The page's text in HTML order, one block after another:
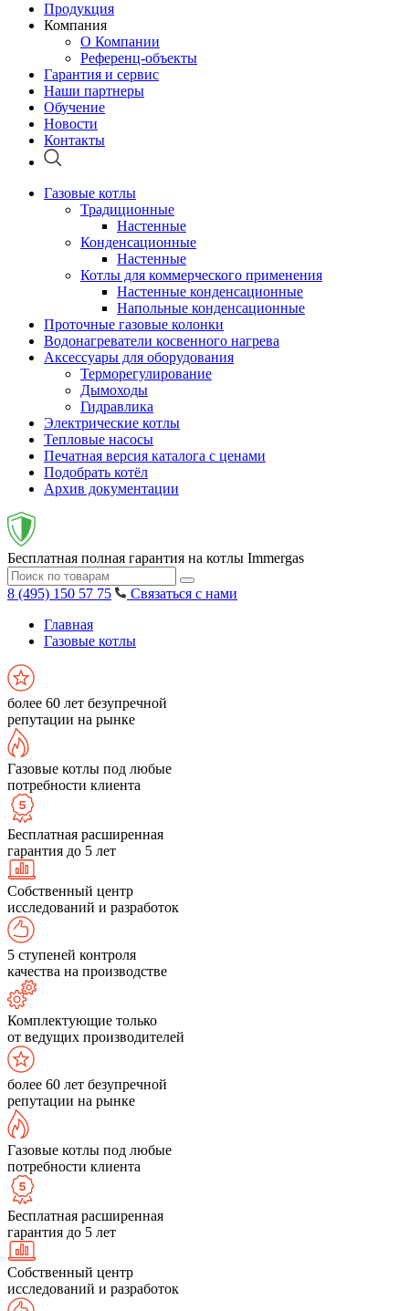
Продукция
Компания
О Компании
Референц-объекты
Гарантия и сервис
Наши партнеры
Обучение
Новости
Контакты
Газовые котлы
Традиционные
Настенные
Конденсационные
Настенные
Котлы для коммерческого применения
Настенные конденсационные
Напольные конденсационные
Проточные газовые колонки
Водонагреватели косвенного нагрева
Аксессуары для оборудования
Терморегулирование
Дымоходы
Гидравлика
Электрические котлы
Тепловые насосы
Печатная версия каталога с ценами
Подобрать котёл
Архив документации
Бесплатная полная гарантия на котлы Immergas
8 (495) 150 57 75
Связаться с нами
Главная
Газовые котлы
более 60 лет безупречной
репутации на рынке
Газовые котлы под любые
потребности клиента
Бесплатная расширенная
гарантия до 5 лет
Собственный центр
исследований и разработок
5 ступеней контроля
качества на производстве
Комплектующие только
от ведущих производителей
более 60 лет безупречной
репутации на рынке
Газовые котлы под любые
потребности клиента
Бесплатная расширенная
гарантия до 5 лет
Собственный центр
исследований и разработок